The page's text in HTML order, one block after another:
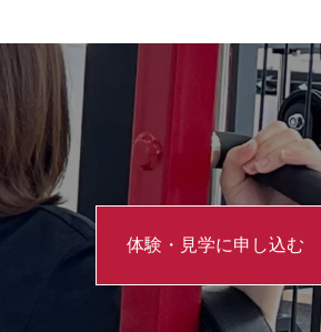
体験・見学に申し込む